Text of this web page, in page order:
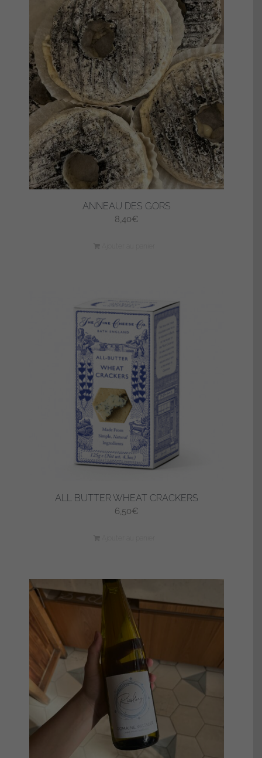
ANNEAU DES GORS
8,40€
ALL BUTTER WHEAT CRACKERS
6,50€